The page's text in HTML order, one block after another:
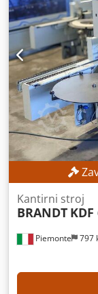
Piemonte 797
Kantirni stroj
BRANDT KDF